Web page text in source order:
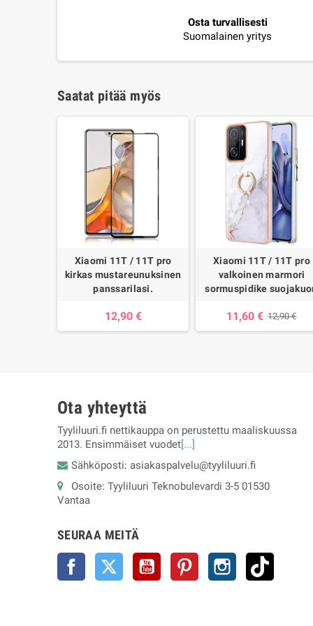
Osta turvallisesti
Suomalainen yritys
Saatat pitää myös
Xiaomi 11T / 11T pro
kirkas mustareunuksinen
panssarilasi.
12,90 €
Xiaomi 11T / 11T pro
valkoinen marmori
sormuspidike
11,60 € 12,90 €
Ota yhteyttä
Tyyliluuri.fi nettikauppa on perustettu maaliskuussa
2013. Ensimmäiset vuodet[...]
Sähköposti: asiakaspalvelu@tyyliluuri.fi
Osoite: Tyyliluuri Teknobulevardi 3-5 01530
Vantaa
SEURAA MEITÄ
Facebook Twitter YouTube Pinterest Instagram